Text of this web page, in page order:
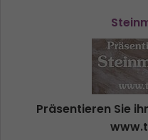
Präsentieren Sie